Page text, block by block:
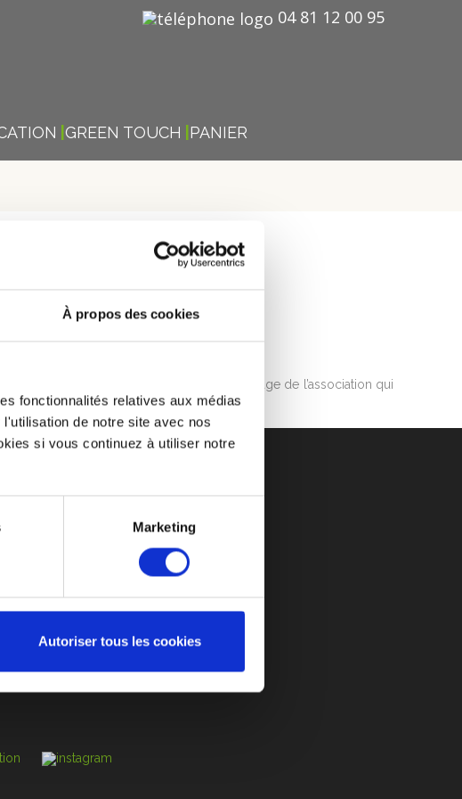
À propos des cookies
fonctionnalités relatives aux médias
de notre site avec nos
si vous continuez à utiliser notre
Marketing
Autoriser tous les cookies
04 81 12 00 95
GREEN TOUCH PANIER
green 30 à l’image de l’association qui
par les gobelets jetables.
DES PRIX ATTRACTIFS
APRÈS-VENTE
CONTACT
LANCEURS D’ALERTE
Talaudière